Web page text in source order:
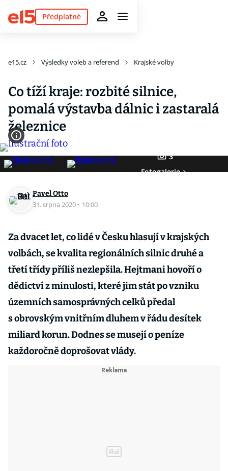
Předplatné
e15.cz Výsledky voleb a referend Krajské volby
Co tíží kraje: rozbité silnice,
pomalá výstavba dálnic i zastaralá
železnice
3
Fotogalerie
Pavel Otto
31. srpna 2020 · 10:00
Za dvacet let, co lidé v Česku hlasují v krajských
volbách, se kvalita regionálních silnic druhé a
třetí třídy příliš nezlepšila. Hejtmani hovoří o
dědictví z minulosti, které jim stát po vzniku
územních samosprávných celků předal
s obrovským vnitřním dluhem v řádu desítek
miliard korun. Dodnes se musejí o peníze
každoročně doprošovat vlády.